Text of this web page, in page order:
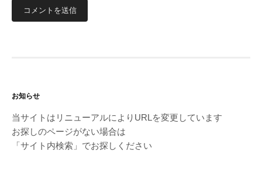
お知らせ
当サイトはリニューアルによりURLを変更しています
お探しのページがない場合は
「サイト内検索」でお探しください